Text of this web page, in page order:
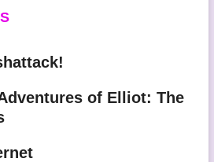
of Elliot: The